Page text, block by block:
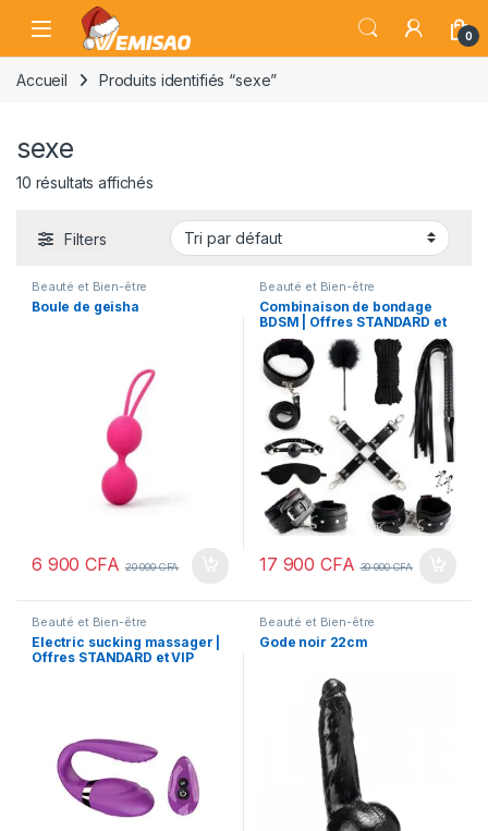
Skip to navigation
Skip to content
Open 0
Accueil Produits identifiés “sexe”
sexe
10 résultats affichés
Filters
Beauté et Bien-être
Boule de geisha
6 900CFA 20 000CFA
Beauté et Bien-être
Combinaison de bondage
BDSM | Offres STANDARD et
VIP
17 900CFA 30 000CFA
Beauté et Bien-être
Electric sucking massager |
Offres STANDARD et VIP
Beauté et Bien-être
Gode noir 22cm